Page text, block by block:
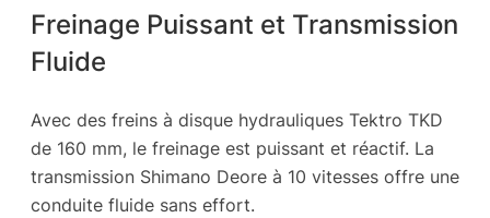
Freinage Puissant et Transmission
Fluide
Avec des freins à disque hydrauliques Tektro TKD
de 160 mm, le freinage est puissant et réactif. La
transmission Shimano Deore à 10 vitesses offre une
conduite fluide sans effort.